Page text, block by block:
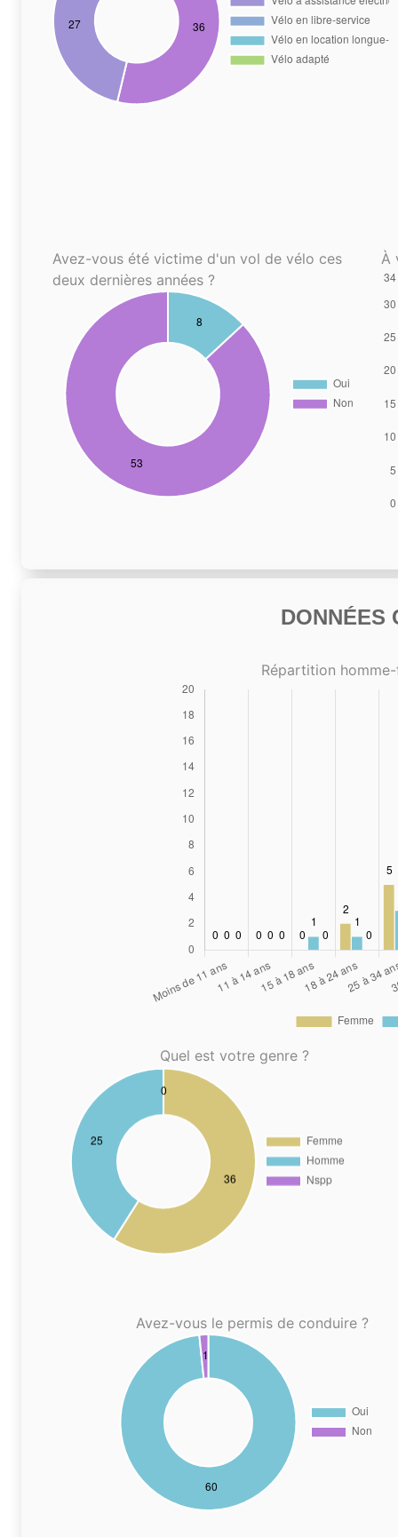
Avez-vous été victime d'un vol de vélo ces
deux dernières années ?
À
DONNÉES
Répartition
Quel est votre genre ?
Avez-vous le permis de conduire ?